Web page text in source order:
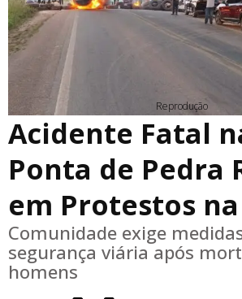
Reprodução
Acidente Fatal
Ponta de Pedra
em Protestos na
Comunidade exige
segurança viária após
homens